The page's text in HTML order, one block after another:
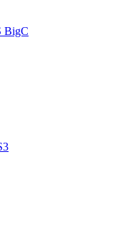
BigC